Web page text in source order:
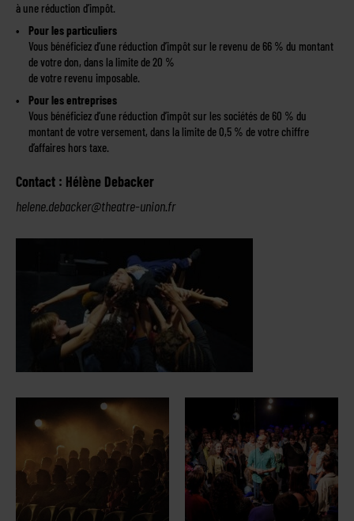
à une réduction d’impôt.
Pour les particuliers
Vous bénéficiez d’une réduction d’impôt sur le revenu de 66 % du montant
de votre don, dans la limite de 20 %
de votre revenu imposable.
Pour les entreprises
Vous bénéficiez d’une réduction d’impôt sur les sociétés de 60 % du
montant de votre versement, dans la limite de 0,5 % de votre chiffre
d’affaires hors taxe.
Contact : Hélène Debacker
helene.debacker@theatre-union.fr